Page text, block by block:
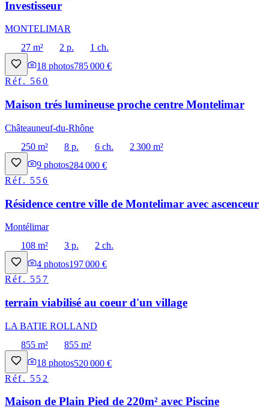
Investisseur
MONTELIMAR
27 m²
2 p.
1 ch.
18 photos785 000 €
Réf. 560
Maison trés lumineuse proche centre Montelimar
Châteauneuf-du-Rhône
250 m²
8 p. 6 ch.
2 300 m²
9 photos284 000 €
Réf. 556
Résidence centre ville de Montelimar avec ascenceur
Montélimar
108 m²
3 p.
2 ch.
4 photos197 000 €
Réf. 557
terrain viabilisé au coeur d'un village
LA BATIE ROLLAND
855 m²
855 m²
18 photos520 000 €
Réf. 552
Maison de Plain Pied de 220m² avec Piscine